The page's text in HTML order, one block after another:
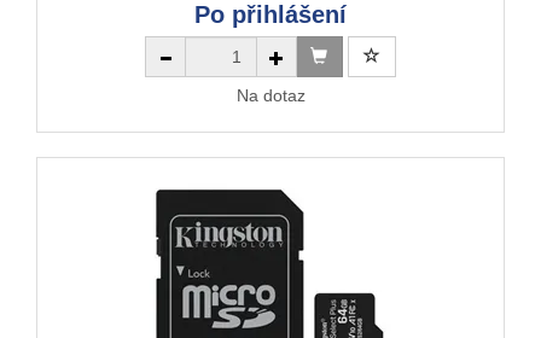
Po přihlášení
Na dotaz